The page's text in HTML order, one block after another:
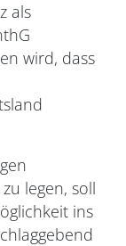
als
wird, dass
legen, soll
ins